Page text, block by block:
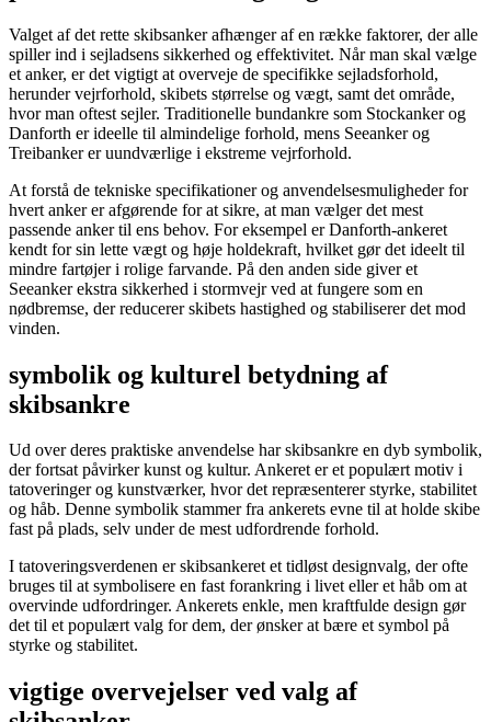
Valget af det rette skibsanker afhænger af en række faktorer, der alle
spiller ind i sejladsens sikkerhed og effektivitet. Når man skal vælge
et anker, er det vigtigt at overveje de specifikke sejladsforhold,
herunder vejrforhold, skibets størrelse og vægt, samt det område,
hvor man oftest sejler. Traditionelle bundankre som Stockanker og
Danforth er ideelle til almindelige forhold, mens Seeanker og
Treibanker er uundværlige i ekstreme vejrforhold.
At forstå de tekniske specifikationer og anvendelsesmuligheder for
hvert anker er afgørende for at sikre, at man vælger det mest
passende anker til ens behov. For eksempel er Danforth-ankeret
kendt for sin lette vægt og høje holdekraft, hvilket gør det ideelt til
mindre fartøjer i rolige farvande. På den anden side giver et
Seeanker ekstra sikkerhed i stormvejr ved at fungere som en
nødbremse, der reducerer skibets hastighed og stabiliserer det mod
vinden.
symbolik og kulturel betydning af
skibsankre
Ud over deres praktiske anvendelse har skibsankre en dyb symbolik,
der fortsat påvirker kunst og kultur. Ankeret er et populært motiv i
tatoveringer og kunstværker, hvor det repræsenterer styrke, stabilitet
og håb. Denne symbolik stammer fra ankerets evne til at holde skibe
fast på plads, selv under de mest udfordrende forhold.
I tatoveringsverdenen er skibsankeret et tidløst designvalg, der ofte
bruges til at symbolisere en fast forankring i livet eller et håb om at
overvinde udfordringer. Ankerets enkle, men kraftfulde design gør
det til et populært valg for dem, der ønsker at bære et symbol på
styrke og stabilitet.
vigtige overvejelser ved valg af